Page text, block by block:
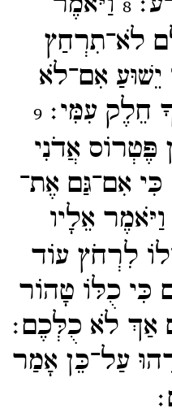
8
לֹא־​תִרְחַץ
יֵשׁוּעַ אִם־​לֹא
חֵלֶק עִמִּי׃9
פֶּטְרוֹס אֲדֹנִי
אִם־​גַּם אֶת־​
וַיֹּאמֶר אֵלָיו
לִרְחֹץ עוֹד
כִּי כֻלּוֹ טָהוֹר
אַךְ לֹא כֻלְּכֶם׃
עַל־​כֵּן אָמַר